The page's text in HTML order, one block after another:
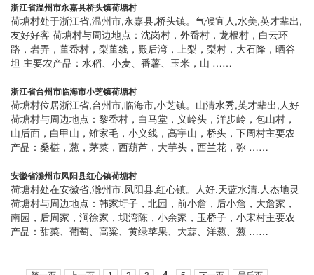
浙江省温州市永嘉县桥头镇荷塘村
荷塘村处于浙江省,温州市,永嘉县,桥头镇。气候宜人,水美,英才辈出,
友好好客 荷塘村与周边地点：沈岗村，外岙村，龙根村，白云环
路，岩弄，董岙村，梨董线，殿后湾，上梨，梨村，大石降，晒谷
坦 主要农产品：水稻、小麦、番薯、玉米，山 ……
浙江省台州市临海市小芝镇荷塘村
荷塘村位居浙江省,台州市,临海市,小芝镇。山清水秀,英才辈出,人好
荷塘村与周边地点：黎岙村，白马堂，义岭头，洋步岭，包山村，
山后面，白甲山，雉家毛，小义线，高宇山，桥头，下周村主要农
产品：桑椹，葱，茅菜，西葫芦，大芋头，西兰花，弥 ……
安徽省滁州市凤阳县红心镇荷塘村
荷塘村处在安徽省,滁州市,凤阳县,红心镇。人好,天蓝水清,人杰地灵
荷塘村与周边地点：韩家圩子，北园，前小詹，后小詹，大詹家，
南园，后周家，涧徐家，坝湾陈，小余家，玉桥子，小宋村主要农
产品：甜菜、葡萄、高粱、黄绿苹果、大蒜、洋葱、葱 ……